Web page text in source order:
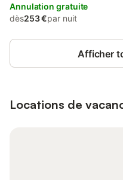
Annulation gratuite
dès253 €par nuit
Afficher
Locations de